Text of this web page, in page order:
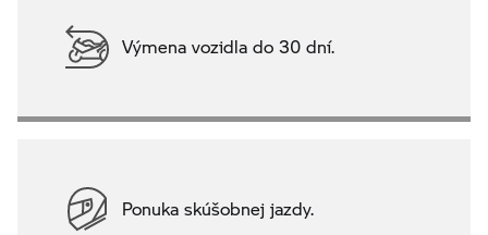
Výmena vozidla do 30 dní.
Ponuka skúšobnej jazdy.